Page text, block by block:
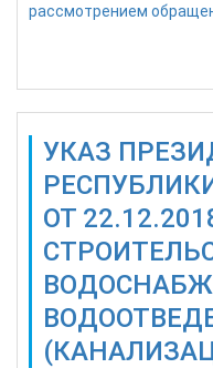
рассмотрением
УКАЗ
ОТ